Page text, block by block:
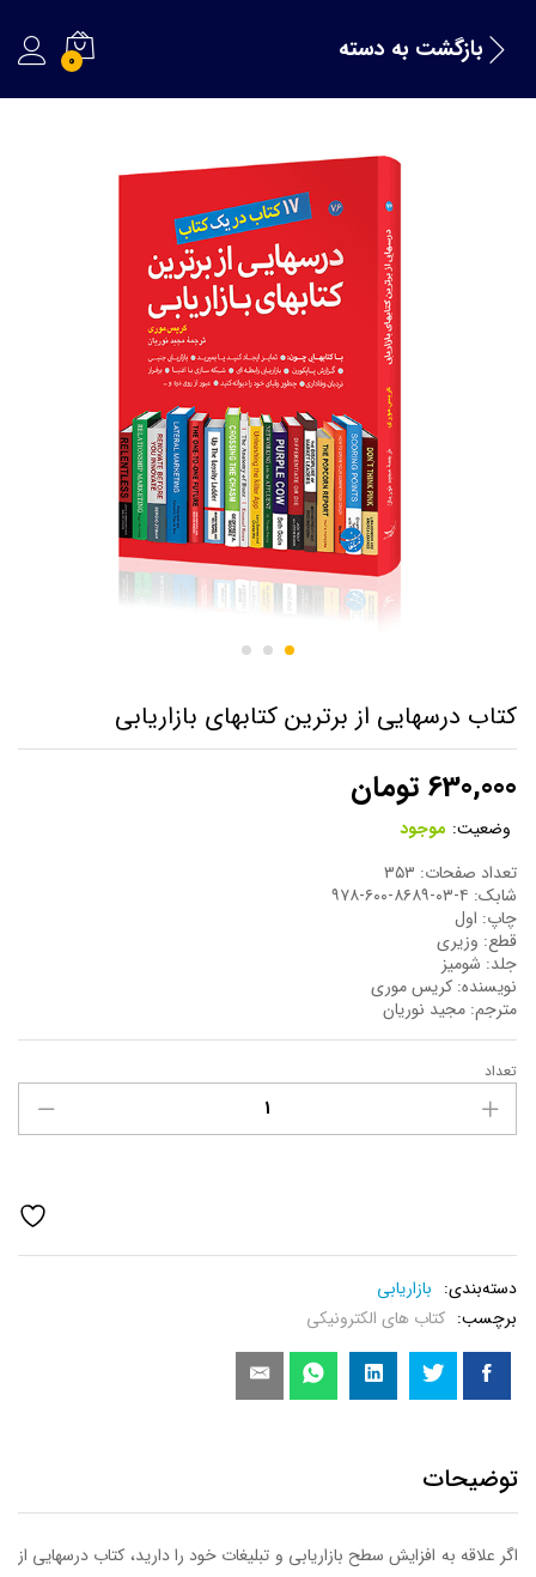
بازگشت به دسته 0
کتاب درسهایی از برترین کتابهای بازاریابی
630,000 تومان
وضعیت: موجود
تعداد صفحات: ۳۵۳
شابک: ۴-۰۳-۸۶۸۹-۶۰۰-۹۷۸
چاپ: اول
قطع: وزیری
جلد: شومیز
نویسنده: کریس موری
مترجم: مجید نوریان
کتاب
درسهایی
از
عدد
تعداد
دسته‌بندی: بازاریابی
برچسب: کتاب های الکترونیکی
توضیحات
اگر علاقه به افزایش سطح بازاریابی و تبلیغات خود را دارید، کتاب درسهایی از